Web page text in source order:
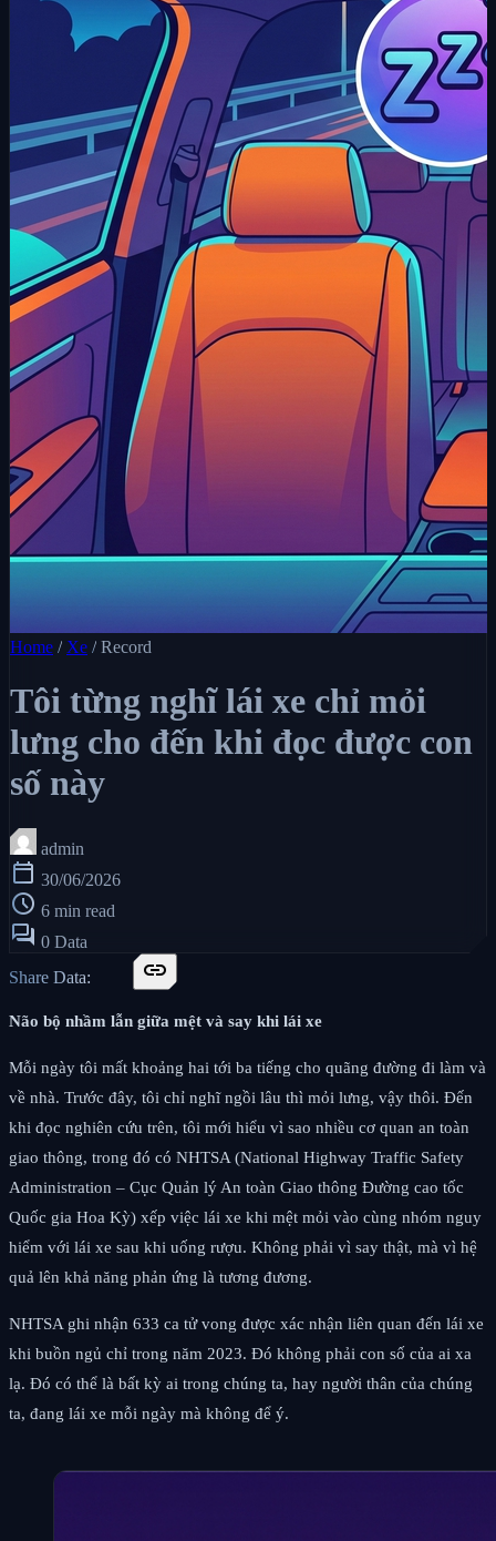
Home / Xe / Record
Tôi từng nghĩ lái xe chỉ mỏi
lưng cho đến khi đọc được con
số này
admin
calendar_today 30/06/2026
schedule 6 min read
forum 0 Data
Share Data:
link
Não bộ nhầm lẫn giữa mệt và say khi lái xe
Mỗi ngày tôi mất khoảng hai tới ba tiếng cho quãng đường đi làm và
về nhà. Trước đây, tôi chỉ nghĩ ngồi lâu thì mỏi lưng, vậy thôi. Đến
khi đọc nghiên cứu trên, tôi mới hiểu vì sao nhiều cơ quan an toàn
giao thông, trong đó có NHTSA (National Highway Traffic Safety
Administration – Cục Quản lý An toàn Giao thông Đường cao tốc
Quốc gia Hoa Kỳ) xếp việc lái xe khi mệt mỏi vào cùng nhóm nguy
hiểm với lái xe sau khi uống rượu. Không phải vì say thật, mà vì hệ
quả lên khả năng phản ứng là tương đương.
NHTSA ghi nhận 633 ca tử vong được xác nhận liên quan đến lái xe
khi buồn ngủ chỉ trong năm 2023. Đó không phải con số của ai xa
lạ. Đó có thể là bất kỳ ai trong chúng ta, hay người thân của chúng
ta, đang lái xe mỗi ngày mà không để ý.